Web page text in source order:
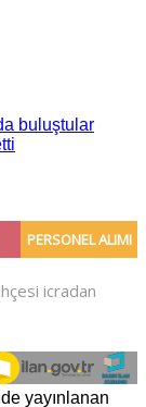
buluştular
yayınlanan